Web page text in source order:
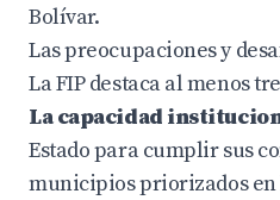
Bolívar.
Las preocupaciones y
La FIP destaca al menos
La capacidad
Estado para cumplir sus
municipios priorizados en